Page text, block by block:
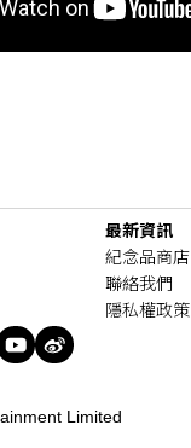
最新資訊
紀念品商店
聯絡我們
隱私權政策
Limited